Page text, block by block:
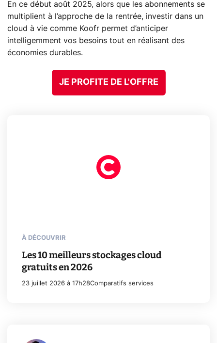
En ce début août 2025, alors que les abonnements se
multiplient à l’approche de la rentrée, investir dans un
cloud à vie comme Koofr permet d’anticiper
intelligemment vos besoins tout en réalisant des
économies durables.
JE PROFITE DE L'OFFRE
À DÉCOUVRIR
Les 10 meilleurs stockages cloud
gratuits en 2026
23 juillet 2026 à 17h28Comparatifs services